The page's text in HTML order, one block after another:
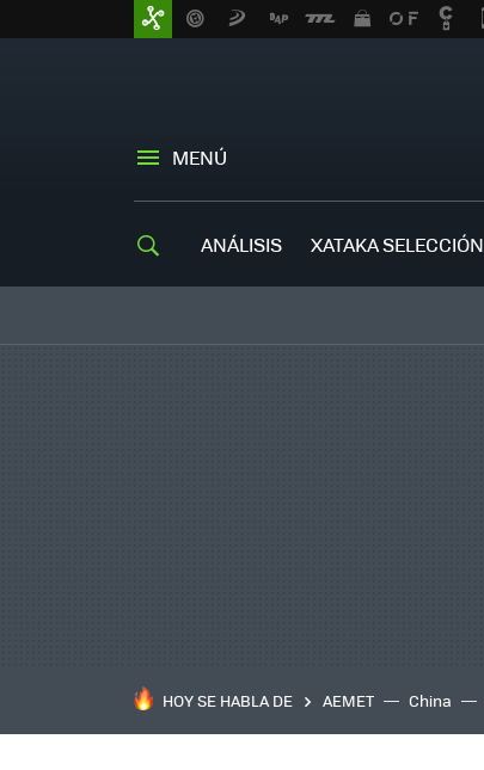
MENÚ
ANÁLISIS XATAKA SELECCIÓN
HOY SE HABLA DE AEMET China